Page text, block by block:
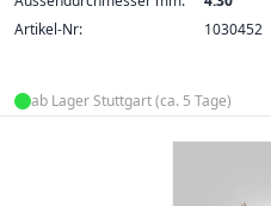
Artikel-Nr:
1030452
ab Lager Stuttgart (ca. 5 Tage)